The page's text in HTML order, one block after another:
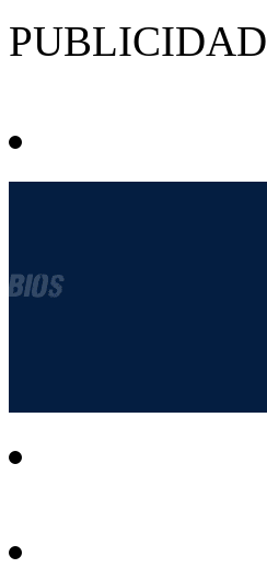
PUBLICIDAD